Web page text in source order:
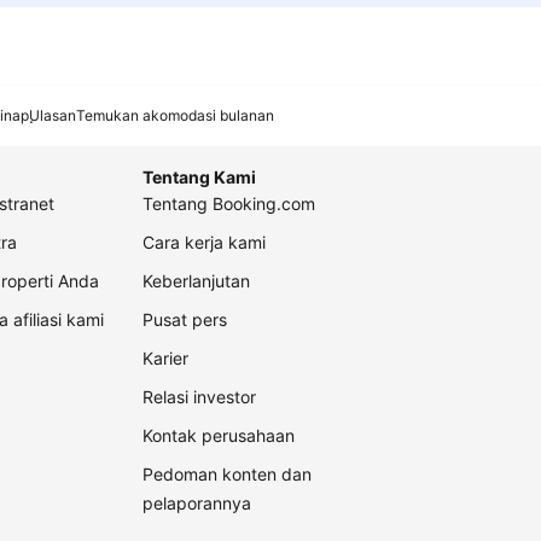
UlasanTemukan akomodasi bulanan
Anda
afiliasi kami
Tentang Kami
Tentang Booking.com
Cara kerja kami
Keberlanjutan
Pusat pers
Karier
Relasi investor
Kontak perusahaan
Pedoman konten dan
pelaporannya